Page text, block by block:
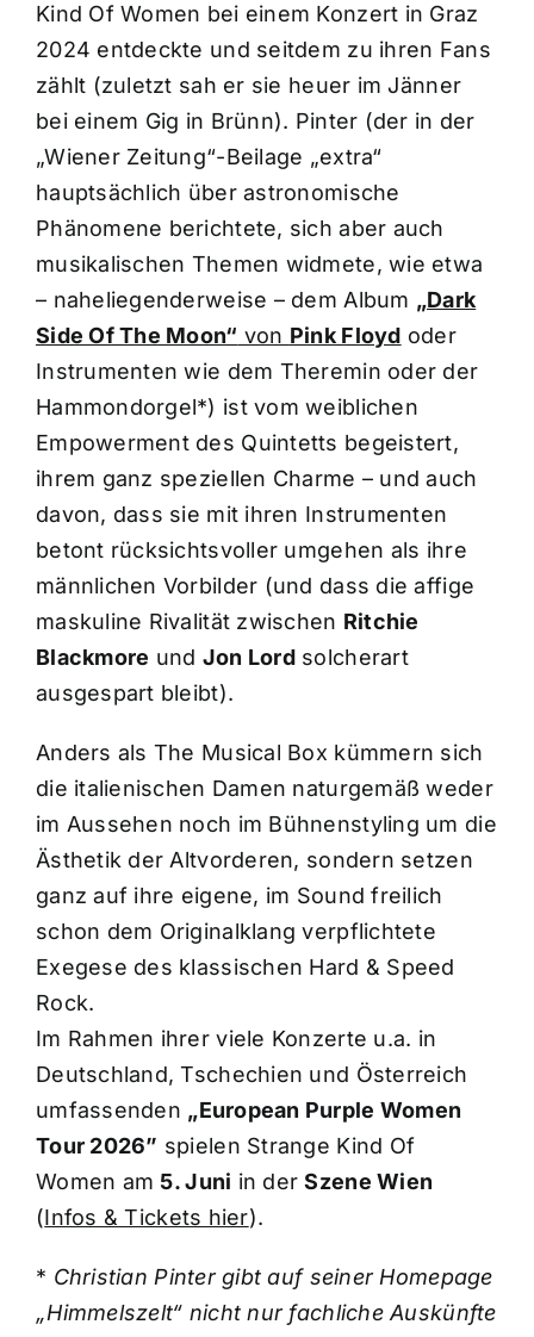
Kind Of Women bei einem Konzert in Graz
2024 entdeckte und seitdem zu ihren Fans
zählt (zuletzt sah er sie heuer im Jänner
bei einem Gig in Brünn). Pinter (der in der
„Wiener Zeitung“-Beilage „extra“
hauptsächlich über astronomische
Phänomene berichtete, sich aber auch
musikalischen Themen widmete, wie etwa
– naheliegenderweise – dem Album „Dark
Side Of The Moon“ von Pink Floyd oder
Instrumenten wie dem Theremin oder der
Hammondorgel*) ist vom weiblichen
Empowerment des Quintetts begeistert,
ihrem ganz speziellen Charme – und auch
davon, dass sie mit ihren Instrumenten
betont rücksichtsvoller umgehen als ihre
männlichen Vorbilder (und dass die affige
maskuline Rivalität zwischen Ritchie
Blackmore und Jon Lordsolcherart
ausgespart bleibt).
Anders als The Musical Box kümmern sich
die italienischen Damen naturgemäß weder
im Aussehen noch im Bühnenstyling um die
Ästhetik der Altvorderen, sondern setzen
ganz auf ihre eigene, im Sound freilich
schon dem Originalklang verpflichtete
Exegese des klassischen Hard & Speed
Rock.
Im Rahmen ihrer viele Konzerte u.a. in
Deutschland, Tschechien und Österreich
umfassenden „European Purple Women
Tour 2026” spielen Strange Kind Of
Women am 5. Juni in derSzene Wien
(Infos & Tickets hier).
* Christian Pinter gibt auf seiner Homepage
„Himmelszelt“ nicht nur fachliche Auskünfte